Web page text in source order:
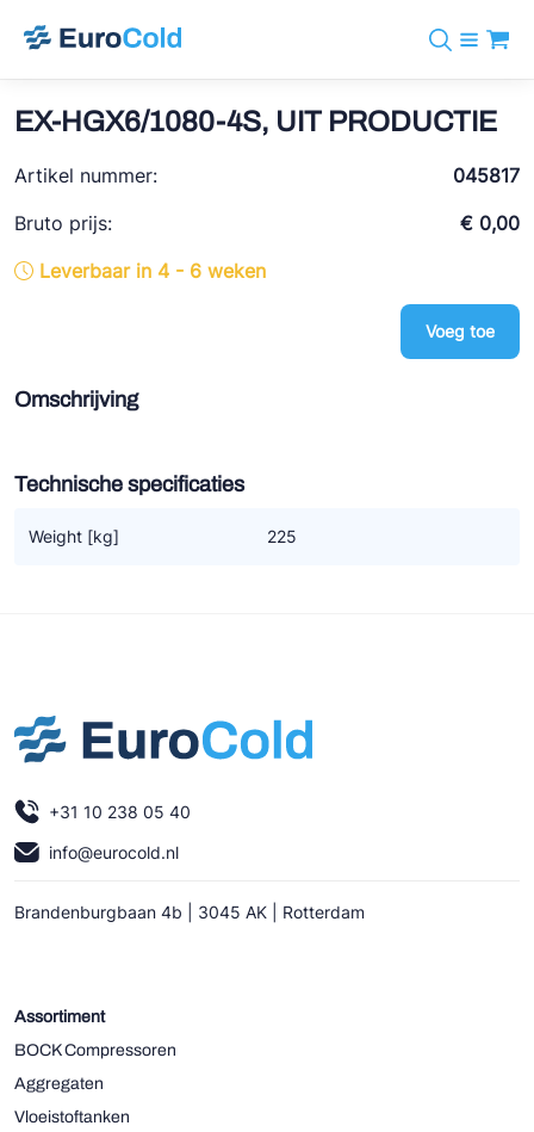
info@eurocold.nl
EN
Merken
Castel
Frigomec
AWA
REFFLEX®
Ziehl-Abegg
Koudemiddelen
Downloads
Over ons
Contact
Log in
EX-HGX6/1080-4S, UIT PRODUCTIE
Artikel nummer:
045817
Bruto prijs:
€ 0,00
Leverbaar in 4 - 6 weken
Voeg toe
Omschrijving
Technische specificaties
Weight [kg] 225
+31 10 238 05 40
info@eurocold.nl
Brandenburgbaan 4b | 3045 AK | Rotterdam
Assortiment
BOCK Compressoren
Aggregaten
Vloeistoftanken